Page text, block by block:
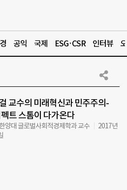
공익 국제 ESG·CSR 인터뷰
교수의 미래혁신과 민주주의-
트 스톰이 다가온다
양대 글로벌사회적경제학과 교수
2017년